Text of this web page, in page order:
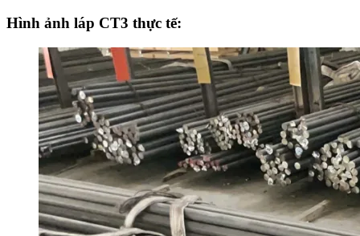
Hình ảnh láp CT3 thực tế: